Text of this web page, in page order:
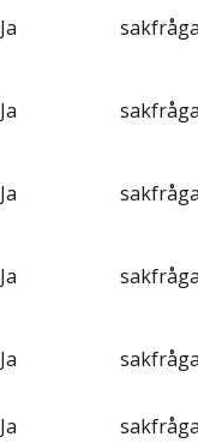
Ja
Ja
Ja
Ja
Ja
Ja